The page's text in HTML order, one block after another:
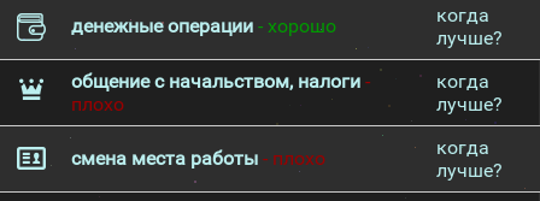
денежные операции - хорошо
когда
лучше?
общение с начальством, налоги -
плохо
когда
лучше?
смена места работы - плохо
когда
лучше?